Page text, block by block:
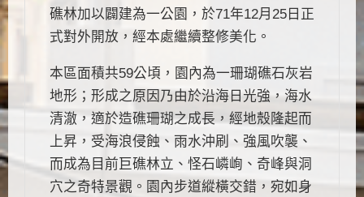
礁林加以闢建為一公園，於71年12月25日正
式對外開放，經本處繼續整修美化。
本區面積共59公頃，園內為一珊瑚礁石灰岩
地形；形成之原因乃由於沿海日光強，海水
清澈，適於造礁珊瑚之成長，經地殼隆起而
上昇，受海浪侵蝕、雨水沖刷、強風吹襲、
而成為目前巨礁林立、怪石嶙峋、奇峰與洞
穴之奇特景觀。園內步道縱橫交錯，宛如身